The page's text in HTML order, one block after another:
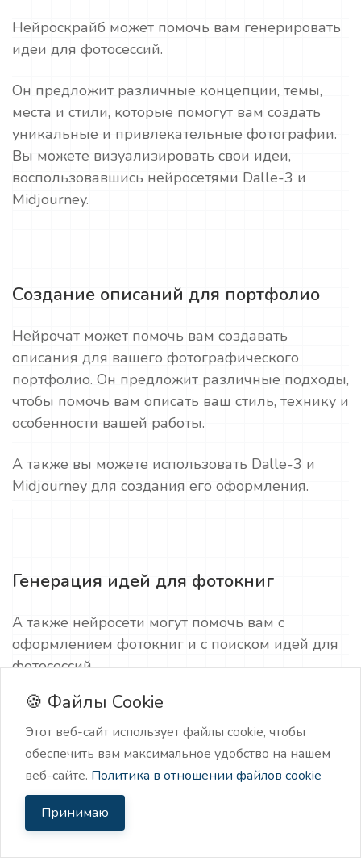
Нейроскрайб может помочь вам генерировать
идеи для фотосессий.
Он предложит различные концепции, темы,
места и стили, которые помогут вам создать
уникальные и привлекательные фотографии.
Вы можете визуализировать свои идеи,
воспользовавшись нейросетями Dalle-3 и
Midjourney.
Создание описаний для портфолио
Нейрочат может помочь вам создавать
описания для вашего фотографического
портфолио. Он предложит различные подходы,
чтобы помочь вам описать ваш стиль, технику и
особенности вашей работы.
А также вы можете использовать Dalle-3 и
Midjourney для создания его оформления.
Генерация идей для фотокниг
А также нейросети могут помочь вам с
оформлением фотокниг и с поиском идей для
фотосессий.
👉 Бесплатная регистрация в нейросети для
фотографа
Генерация ответов на вопросы
🍪 Файлы Cookie
Этот веб-сайт использует файлы cookie, чтобы
обеспечить вам максимальное удобство на нашем
веб-сайте. Политика в отношении файлов cookie
Принимаю